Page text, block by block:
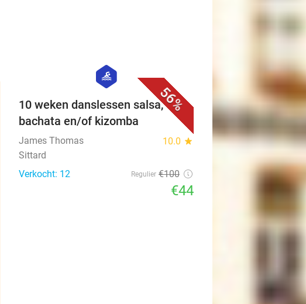
56%
hexagon
sport
10 weken danslessen salsa,
bachata en/of kizomba
James Thomas 10.0 star
Sittard
Verkocht: 12
Regulier €100
€44